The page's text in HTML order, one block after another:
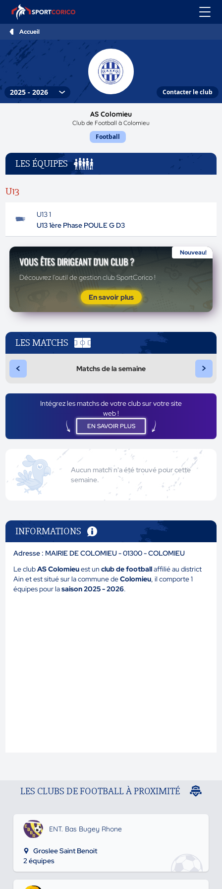
Accueil
Contacter le club
AS Colomieu
Club de Football à Colomieu
Football
LES ÉQUIPES
U13
U13 1
U13 1ère Phase POULE G D3
Nouveau!
VOUS ÊTES DIRIGEANT D'UN CLUB ?
Découvrez l'outil de gestion club SportCorico !
En savoir plus
LES MATCHS
< Matchs de la semaine >
Intégrez les matchs de votre club sur votre site
web !
EN SAVOIR PLUS
Aucun match n'a été trouvé pour cette
semaine.
INFORMATIONS
Adresse : MAIRIE DE COLOMIEU - 01300 - COLOMIEU
Le clubAS Colomieuest unclub de footballaffilié au district
Ain et est situé sur la commune deColomieu, il comporte 1
équipes pour lasaison 2025 - 2026.
LES CLUBS DE FOOTBALL À PROXIMITÉ
ENT. Bas Bugey Rhone
Groslee Saint Benoit
2 équipes